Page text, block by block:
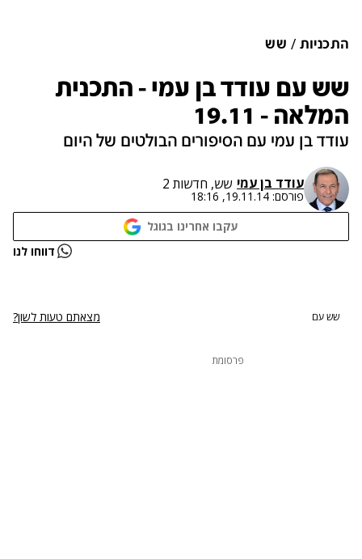
התכניות שש
שש עם עודד בן עמי - התכנית
המלאה - 19.11
עודד בן עמי עם הסיפורים הבולטים של היום
עודד בן עמי שש, חדשות 2
פורסם: 19.11.14, 18:16
עקבו אחרינו בגוגל
נתקלנו בבעיה דווחו לנו
שש עם מצאתם טעות לשון?
פרסומת